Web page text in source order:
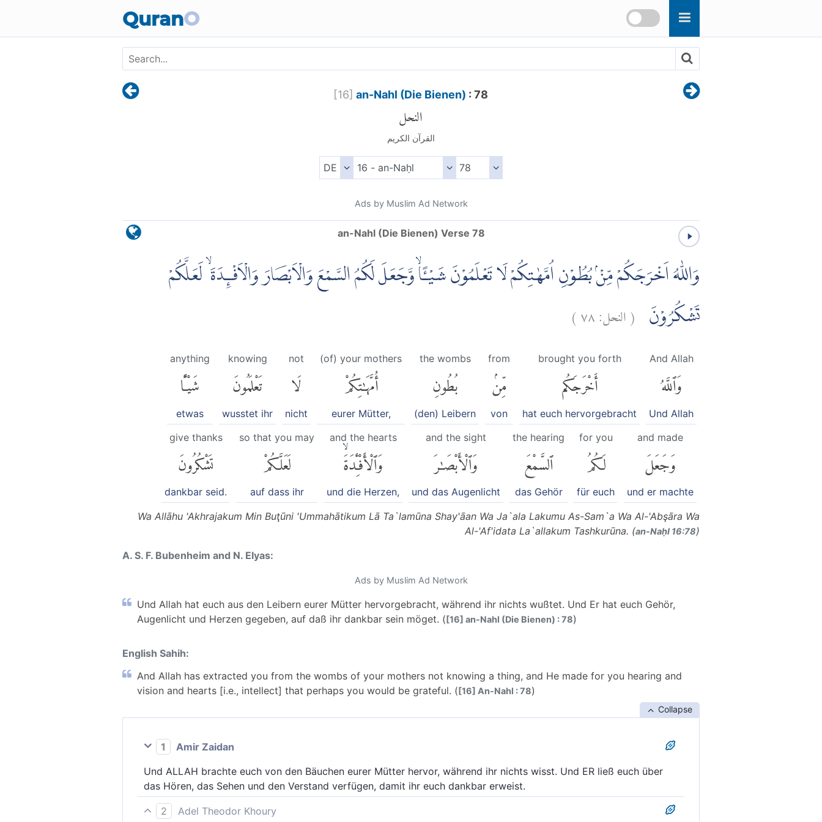
QuranO
[16] an-Nahl (Die Bienen) : 78
النحل
القرآن الكريم
Ads by Muslim Ad Network
an-Nahl (Die Bienen) Verse 78
وَاللّٰهُ اَخْرَجَكُمْ مِّنْۢ بُطُوْنِ اُمَّهٰتِكُمْ لَا تَعْلَمُوْنَ شَيْـًٔاۙ وَّجَعَلَ لَكُمُ السَّمْعَ وَالْاَبْصَارَ وَالْاَفْـِٕدَةَ ۙ لَعَلَّكُمْ
تَشْكُرُوْنَ (النحل:٧٨)
And Allah
وَٱللَّهُ
Und Allah
brought you forth
أَخْرَجَكُم
hat euch hervorgebracht
from
مِّنۢ
von
the wombs
بُطُونِ
(den) Leibern
(of) your mothers
أُمَّهَٰتِكُمْ
eurer Mütter,
not
لَا
nicht
knowing
تَعْلَمُونَ
wusstet ihr
anything
شَيْـًٔا
etwas
and made
وَجَعَلَ
und er machte
for you
لَكُمُ
für euch
the hearing
ٱلسَّمْعَ
das Gehör
and the sight
وَٱلْأَبْصَٰرَ
und das Augenlicht
and the hearts
وَٱلْأَفْـِٔدَةَۙ
und die Herzen,
so that you may
لَعَلَّكُمْ
auf dass ihr
give thanks
تَشْكُرُونَ
dankbar seid.
Wa Allāhu 'Akhrajakum Min Buţūni 'Ummahātikum Lā Ta`lamūna Shay'āan Wa Ja`ala Lakumu As-Sam`a Wa Al-'Abşāra Wa
Al-'Af'idata La`allakum Tashkurūna. (an-Naḥl 16:78)
A. S. F. Bubenheim and N. Elyas:
Ads by Muslim Ad Network
Und Allah hat euch aus den Leibern eurer Mütter hervorgebracht, während ihr nichts wußtet. Und Er hat euch Gehör,
Augenlicht und Herzen gegeben, auf daß ihr dankbar sein möget. ([16] an-Nahl (Die Bienen) : 78)
English Sahih:
And Allah has extracted you from the wombs of your mothers not knowing a thing, and He made for you hearing and
vision and hearts [i.e., intellect] that perhaps you would be grateful. ([16] An-Nahl : 78)
Collapse
1
Amir Zaidan
Und ALLAH brachte euch von den Bäuchen eurer Mütter hervor, während ihr nichts wisst. Und ER ließ euch über
das Hören, das Sehen und den Verstand verfügen, damit ihr euch dankbar erweist.
2 Adel Theodor Khoury